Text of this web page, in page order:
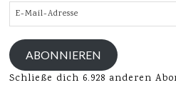
E-
Mail-
Adresse
ABONNIEREN
Schließe dich 6.928 anderen